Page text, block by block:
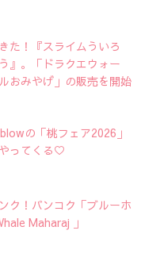
た！『スライムういろ
』。「ドラクエウォー
おみやげ」の販売を開始
の「桃フェア2026」
ってくる♡
ク！バンコク「ブルーホ
Maharaj 」